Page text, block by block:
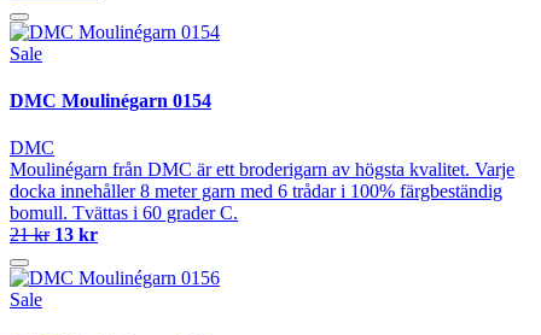
Sale
DMC Moulinégarn 0154
DMC
Moulinégarn från DMC är ett broderigarn av högsta kvalitet. Varje
docka innehåller 8 meter garn med 6 trådar i 100% färgbeständig
bomull. Tvättas i 60 grader C.
21 kr 13 kr
Sale